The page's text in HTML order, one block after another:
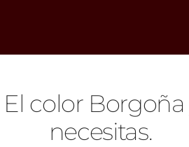
color
necesitas.